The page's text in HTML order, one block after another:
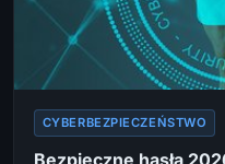
CYBERBEZPIECZEŃSTWO
Bezpieczne hasła